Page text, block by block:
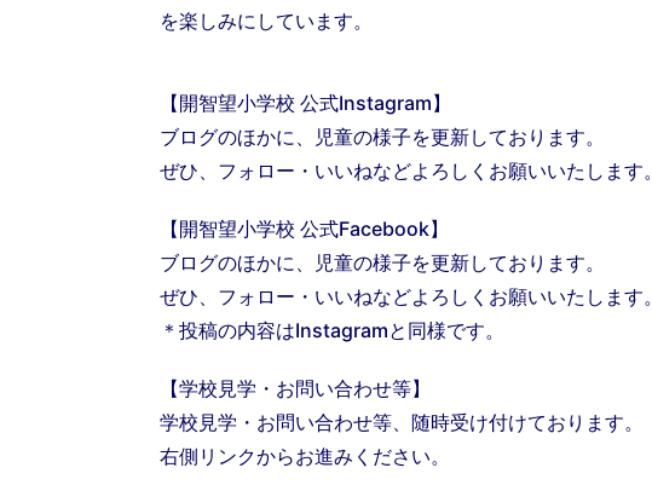
を楽しみにしています。
【開智望小学校 公式Instagram】
ブログのほかに、児童の様子を更新しております。
ぜひ、フォロー・いいねなどよろしくお願いいたします。
【開智望小学校 公式Facebook】
ブログのほかに、児童の様子を更新しております。
ぜひ、フォロー・いいねなどよろしくお願いいたします。
＊投稿の内容はInstagramと同様です。
【学校見学・お問い合わせ等】
学校見学・お問い合わせ等、随時受け付けております。
右側リンクからお進みください。